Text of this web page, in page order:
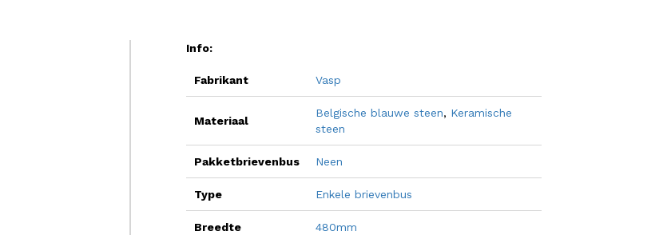
Info:
Fabrikant Vasp
Materiaal
Belgische blauwe steen, Keramische
steen
Pakketbrievenbus Neen
Type Enkele brievenbus
Breedte 480mm